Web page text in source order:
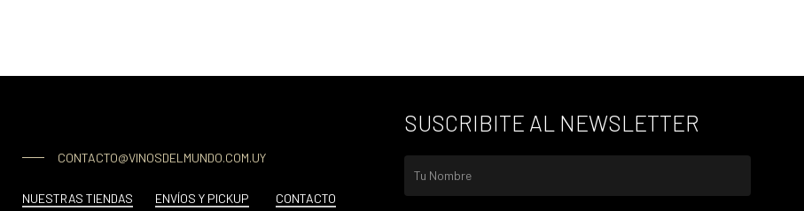
CONTACTO@VINOSDELMUNDO.COM.UY
NUESTRAS TIENDAS ENVÍOS Y PICKUP CONTACTO
SUSCRIBITE AL NEWSLETTER